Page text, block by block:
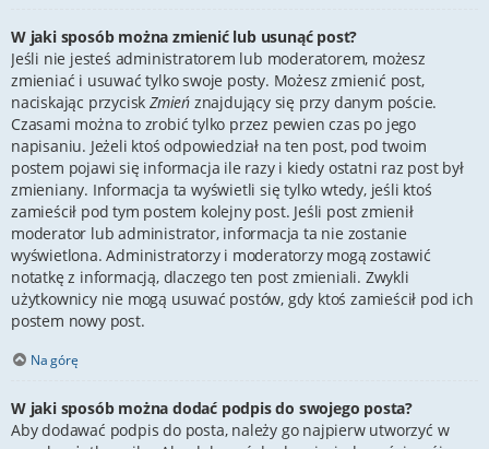
W jaki sposób można zmienić lub usunąć post?
Jeśli nie jesteś administratorem lub moderatorem, możesz
zmieniać i usuwać tylko swoje posty. Możesz zmienić post,
naciskając przyciskZmień znajdujący się przy danym poście.
Czasami można to zrobić tylko przez pewien czas po jego
napisaniu. Jeżeli ktoś odpowiedział na ten post, pod twoim
postem pojawi się informacja ile razy i kiedy ostatni raz post był
zmieniany. Informacja ta wyświetli się tylko wtedy, jeśli ktoś
zamieścił pod tym postem kolejny post. Jeśli post zmienił
moderator lub administrator, informacja ta nie zostanie
wyświetlona. Administratorzy i moderatorzy mogą zostawić
notatkę z informacją, dlaczego ten post zmieniali. Zwykli
użytkownicy nie mogą usuwać postów, gdy ktoś zamieścił pod ich
postem nowy post.
Na górę
W jaki sposób można dodać podpis do swojego posta?
Aby dodawać podpis do posta, należy go najpierw utworzyć w